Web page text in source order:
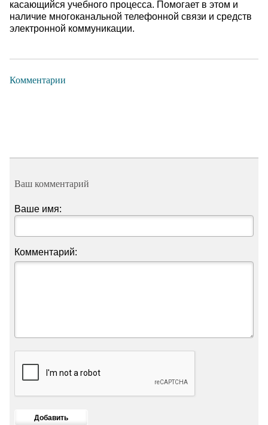
касающийся учебного процесса. Помогает в этом и
наличие многоканальной телефонной связи и средств
электронной коммуникации.
Комментарии
Ваш комментарий
Ваше имя:
Комментарий: